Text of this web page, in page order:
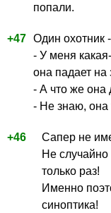
попали.
+47 Один охотник
- У меня
она падает на
- А что же она
- Не знаю, она
+46
Сапер не
Не случайно
только раз!
Именно
синоптика!